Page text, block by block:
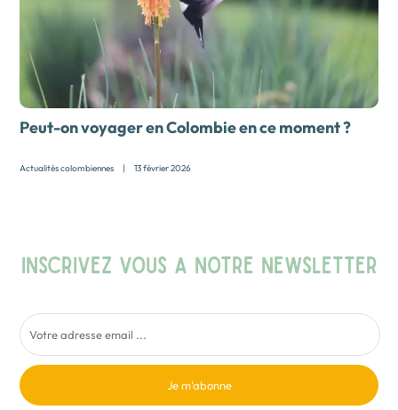
Peut-on voyager en Colombie en ce moment ?
Actualités colombiennes | 13 février 2026
INSCRIVEZ VOUS A NOTRE NEWSLETTER
Je m'abonne